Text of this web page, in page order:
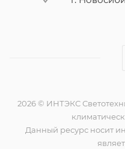
2026 © ИНТЭКС
Данный ресурс носит